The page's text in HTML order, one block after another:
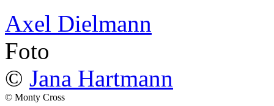
Axel Dielmann
Foto
© Jana Hartmann
© Monty Cross